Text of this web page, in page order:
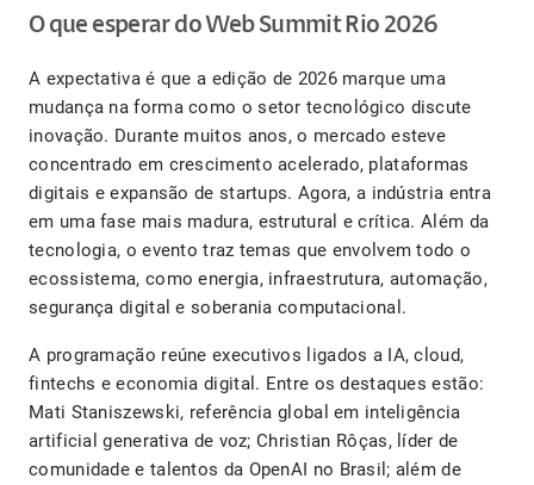
O que esperar do Web Summit Rio 2026
A expectativa é que a edição de 2026 marque uma
mudança na forma como o setor tecnológico discute
inovação. Durante muitos anos, o mercado esteve
concentrado em crescimento acelerado, plataformas
digitais e expansão de startups. Agora, a indústria entra
em uma fase mais madura, estrutural e crítica. Além da
tecnologia, o evento traz temas que envolvem todo o
ecossistema, como energia, infraestrutura, automação,
segurança digital e soberania computacional.
A programação reúne executivos ligados a IA, cloud,
fintechs e economia digital. Entre os destaques estão:
Mati Staniszewski, referência global em inteligência
artificial generativa de voz; Christian Rôças, líder de
comunidade e talentos da OpenAI no Brasil; além de